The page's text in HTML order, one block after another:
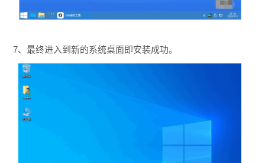
7、最终进入到新的系统桌面即安装成功。